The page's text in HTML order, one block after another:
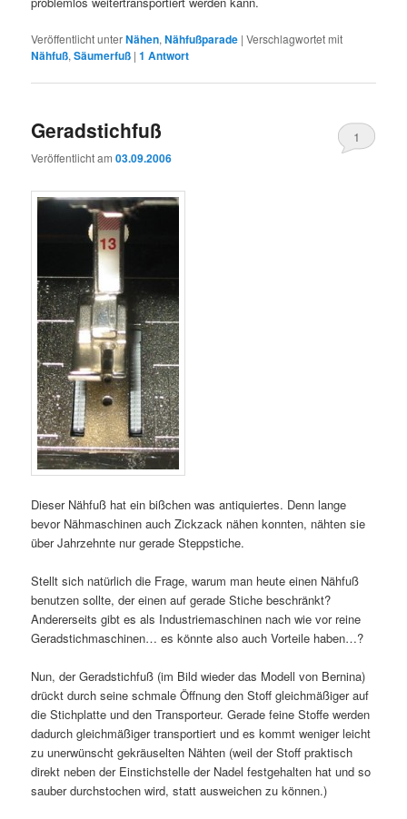
Veröffentlicht unterNähen,Nähfußparade |Verschlagwortet mit
Nähfuß,Säumerfuß |1 Antwort
Geradstichfuß
Veröffentlicht am03.09.2006
1
Dieser Nähfuß hat ein bißchen was antiquiertes. Denn lange
bevor Nähmaschinen auch Zickzack nähen konnten, nähten sie
über Jahrzehnte nur gerade Steppstiche.
Stellt sich natürlich die Frage, warum man heute einen Nähfuß
benutzen sollte, der einen auf gerade Stiche beschränkt?
Andererseits gibt es als Industriemaschinen nach wie vor reine
Geradstichmaschinen… es könnte also auch Vorteile haben…?
Nun, der Geradstichfuß (im Bild wieder das Modell von Bernina)
drückt durch seine schmale Öffnung den Stoff gleichmäßiger auf
die Stichplatte und den Transporteur. Gerade feine Stoffe werden
dadurch gleichmäßiger transportiert und es kommt weniger leicht
zu unerwünscht gekräuselten Nähten (weil der Stoff praktisch
direkt neben der Einstichstelle der Nadel festgehalten hat und so
sauber durchstochen wird, statt ausweichen zu können.)